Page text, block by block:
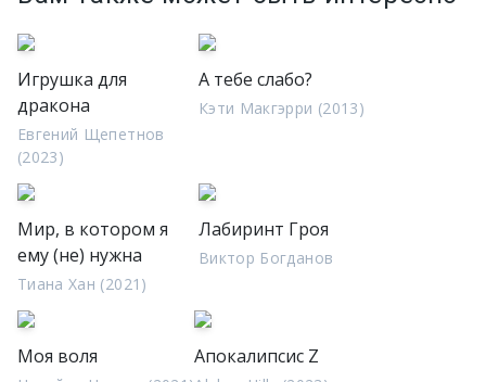
Игрушка для
дракона
Евгений Щепетнов
(2023)
А тебе слабо?
Кэти Макгэрри (2013)
Мир, в котором я
ему (не) нужна
Тиана Хан (2021)
Лабиринт Гроя
Виктор Богданов
Моя воля Апокалипсис Z